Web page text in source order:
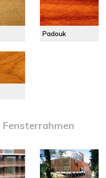
Padouk
Fensterrahmen